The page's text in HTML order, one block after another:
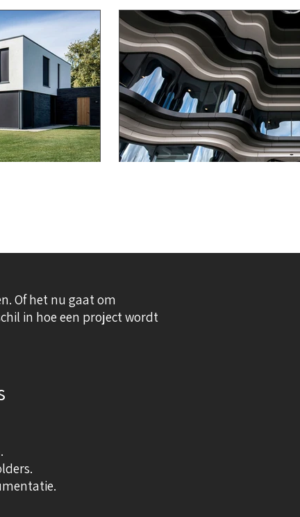
Of het nu gaat om
in hoe een project wordt